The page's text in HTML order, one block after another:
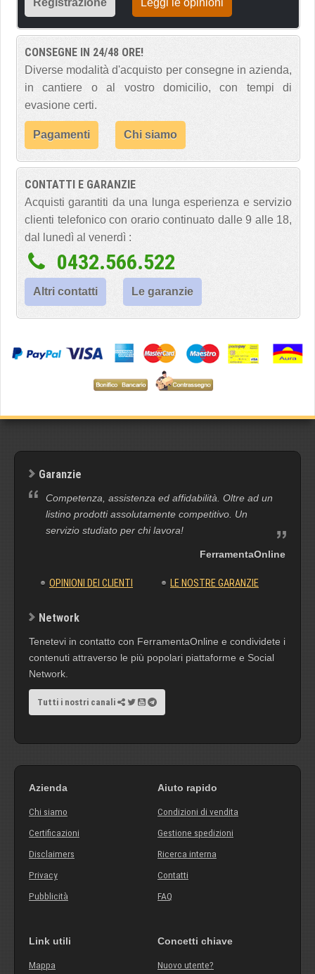
CONSEGNE IN 24/48 ORE!
Diverse modalità d'acquisto per consegne in azienda,
in cantiere o al vostro domicilio, con tempi di
evasione certi.
Pagamenti Chi siamo
CONTATTI E GARANZIE
Acquisti garantiti da una lunga esperienza e servizio
clienti telefonico con orario continuato dalle 9 alle 18,
dal lunedì al venerdì :
0432.566.522
Altri contatti Le garanzie
Garanzie
Competenza, assistenza ed affidabilità. Oltre ad un
listino prodotti assolutamente competitivo. Un
servizio studiato per chi lavora!
FerramentaOnline
OPINIONI DEI CLIENTI LE NOSTRE GARANZIE
Network
Tenetevi in contatto con FerramentaOnline e condividete i
contenuti attraverso le più popolari piattaforme e Social
Network.
Tutti i nostri canali
Azienda
Chi siamo
Certificazioni
Disclaimers
Privacy
Pubblicità
Aiuto rapido
Condizioni di vendita
Gestione spedizioni
Ricerca interna
Contatti
FAQ
Link utili
Mappa
Concetti chiave
Nuovo utente?